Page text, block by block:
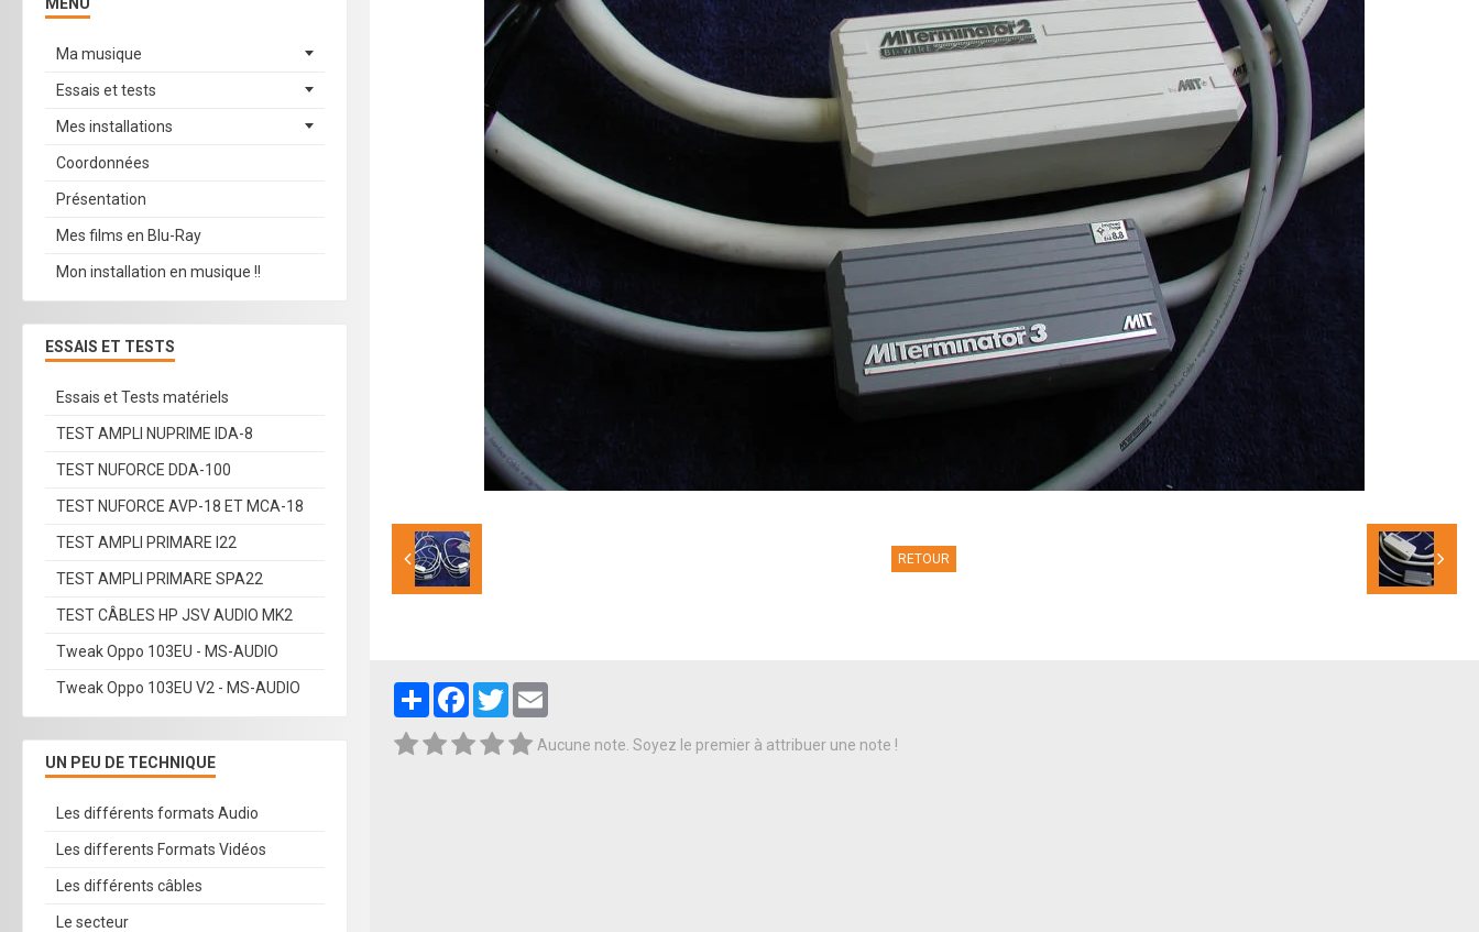
RETOUR
PartagerFacebook
Twitter
Aucune note. Soyez le premier à attribuer une note !
Ma musique
Essais et tests
Mes installations
Coordonnées
Présentation
Mes films en Blu-Ray
Mon installation en musique !!
ESSAIS ET TESTS
Essais et Tests matériels
TEST AMPLI NUPRIME IDA-8
TEST NUFORCE DDA-100
TEST NUFORCE AVP-18 ET MCA-18
TEST AMPLI PRIMARE I22
TEST AMPLI PRIMARE SPA22
TEST CÂBLES HP JSV AUDIO MK2
Tweak Oppo 103EU - MS-AUDIO
Tweak Oppo 103EU V2 - MS-AUDIO
UN PEU DE TECHNIQUE
Les différents formats Audio
Les differents Formats Vidéos
Les différents câbles
Le secteur